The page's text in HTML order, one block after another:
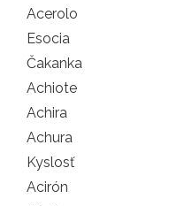
Acerolo
Esocia
Čakanka
Achiote
Achira
Achura
Kyslosť
Acirón